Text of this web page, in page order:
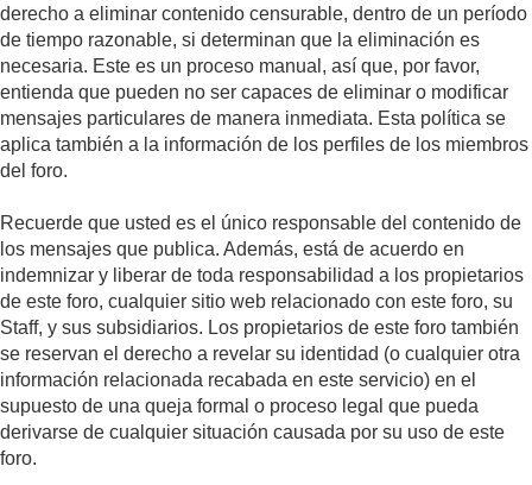
derecho a eliminar contenido censurable, dentro de un período
de tiempo razonable, si determinan que la eliminación es
necesaria. Este es un proceso manual, así que, por favor,
entienda que pueden no ser capaces de eliminar o modificar
mensajes particulares de manera inmediata. Esta política se
aplica también a la información de los perfiles de los miembros
del foro.
Recuerde que usted es el único responsable del contenido de
los mensajes que publica. Además, está de acuerdo en
indemnizar y liberar de toda responsabilidad a los propietarios
de este foro, cualquier sitio web relacionado con este foro, su
Staff, y sus subsidiarios. Los propietarios de este foro también
se reservan el derecho a revelar su identidad (o cualquier otra
información relacionada recabada en este servicio) en el
supuesto de una queja formal o proceso legal que pueda
derivarse de cualquier situación causada por su uso de este
foro.